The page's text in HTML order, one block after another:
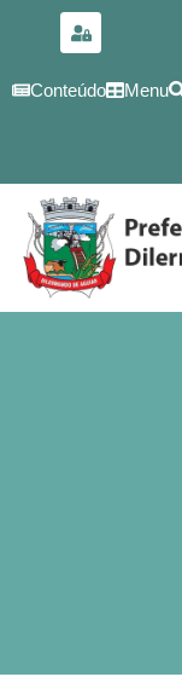
conteúdo
Conteúdo Menu